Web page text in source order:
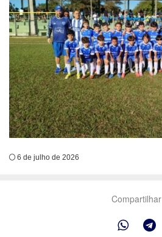
6 de julho de 2026
Compartilhar